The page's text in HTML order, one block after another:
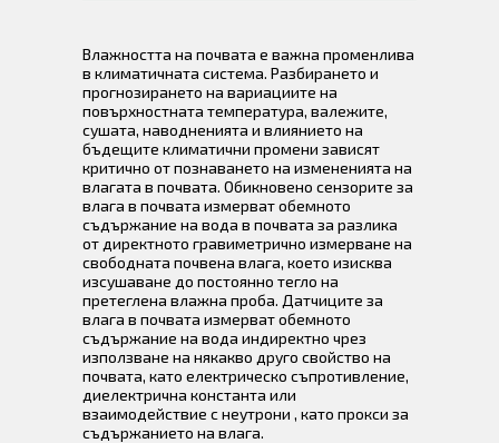
Влажността на почвата е важна променлива
в климатичната система. Разбирането и
прогнозирането на вариациите на
повърхностната температура, валежите,
сушата, наводненията и влиянието на
бъдещите климатични промени зависят
критично от познаването на измененията на
влагата в почвата. Обикновено сензорите за
влага в почвата измерват обемното
съдържание на вода в почвата за разлика
от директното гравиметрично измерване на
свободната почвена влага, което изисква
изсушаване до постоянно тегло на
претеглена влажна проба. Датчиците за
влага в почвата измерват обемното
съдържание на вода индиректно чрез
използване на някакво друго свойство на
почвата, като електрическо съпротивление,
диелектрична константа или
взаимодействие с неутрони , като прокси за
съдържанието на влага.